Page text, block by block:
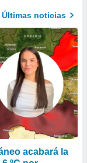
Últimas noticias
acabará la